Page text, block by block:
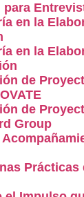
en la
en la
de
de
Group
Prácticas